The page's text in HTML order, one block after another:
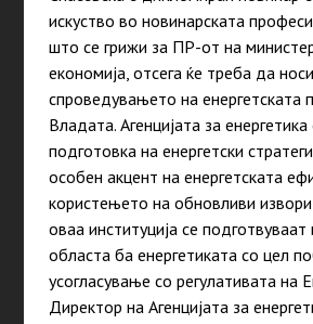
искуство во новинарската
што се грижи за ПР-от на
економија, отсега ќе треба да
спроведувањето на енергетската
Владата. Агенцијата за
подготовка на енергетски
особен акцент на енергетската
користењето на обновливи извори
оваа институција се
областа ба енергетиката со цел
усогласување со регулативата на
Директор на Агенцијата за